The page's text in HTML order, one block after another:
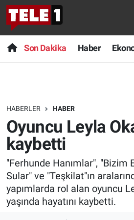
Son Dakika Haber
HABERLER HABER
Oyuncu Leyla
kaybetti
"Ferhunde Hanımlar", "Bizim
Sular" ve "Teşkilat"ın
yapımlarda rol alan oyuncu
yaşında hayatını kaybetti.
Anında Manşet
Başka Sohbetler
Bilim turu
Bilim ve Teknoloji Evreni
Doğa Konuşuyor
Dünya
Son Dakika
Haber
Dünya
Teknoloji
Sağlık
Spor
Nöbetçi Eczaneler
Hava Durumu
Trafik Durumu
Süper Lig Puan Durumu ve
Tüm Manşetler
Son Dakika Haberleri